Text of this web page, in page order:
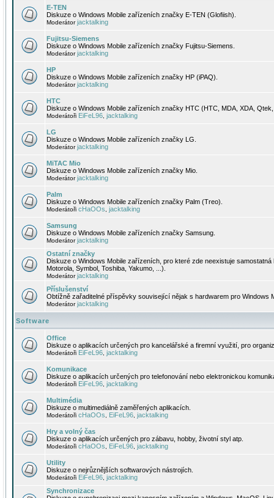
E-TEN
Diskuze o Windows Mobile zařízeních značky E-TEN (Glofiish).
Moderátorjacktalking
Fujitsu-Siemens
Diskuze o Windows Mobile zařízeních značky Fujitsu-Siemens.
Moderátorjacktalking
HP
Diskuze o Windows Mobile zařízeních značky HP (iPAQ).
Moderátorjacktalking
HTC
Diskuze o Windows Mobile zařízeních značky HTC (HTC, MDA, XDA,
Moderátoři EiFeL96 jacktalking
LG
Diskuze o Windows Mobile zařízeních značky LG.
Moderátorjacktalking
MiTAC Mio
Diskuze o Windows Mobile zařízeních značky Mio.
Moderátorjacktalking
Palm
Diskuze o Windows Mobile zařízeních značky Palm (Treo).
Moderátoři cHaOOs jacktalking
Samsung
Diskuze o Windows Mobile zařízeních značky Samsung.
Moderátorjacktalking
Ostatní značky
Diskuze o Windows Mobile zařízeních, pro které zde neexistuje
Motorola, Symbol, Toshiba, Yakumo, ...).
Moderátorjacktalking
Příslušenství
Obtížně zařaditelné příspěvky související nějak s hardwarem pro Windows
Moderátorjacktalking
Software
Office
Diskuze o aplikacích určených pro kancelářské a firemní využití, pro
Moderátoři EiFeL96 jacktalking
Komunikace
Diskuze o aplikacích určených pro telefonování nebo elektronickou
Moderátoři EiFeL96 jacktalking
Multimédia
Diskuze o multimediálně zaměřených aplikacích.
Moderátoři cHaOOs EiFeL96 jacktalking
Hry a volný čas
Diskuze o aplikacích určených pro zábavu, hobby, životní styl atp.
Moderátoři cHaOOs EiFeL96 jacktalking
Utility
Diskuze o nejrůznějších softwarových nástrojích.
Moderátoři EiFeL96 jacktalking
Synchronizace